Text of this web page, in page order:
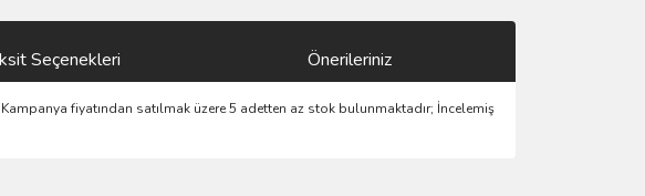
Seçenekleri Önerileriniz
fiyatından satılmak üzere 5 adetten az stok bulunmaktadır; İncelemiş